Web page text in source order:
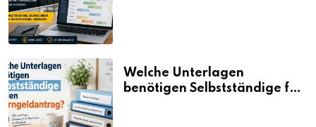
Welche Unterlagen
benötigen Selbstständige für